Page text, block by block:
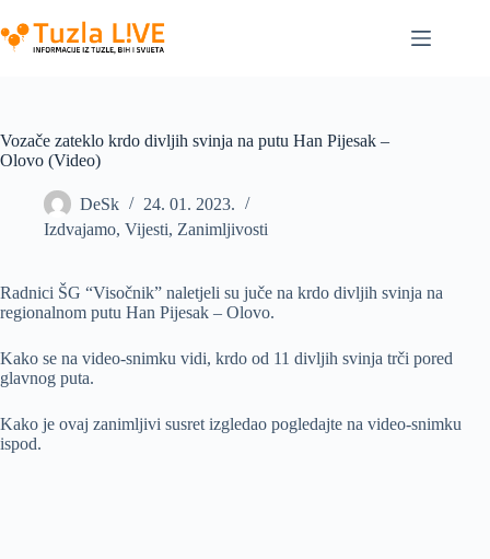
to
content
Vozače zateklo krdo divljih svinja na putu Han Pijesak –
Olovo (Video)
DeSk
24. 01. 2023.
Izdvajamo, Vijesti, Zanimljivosti
Radnici ŠG “Visočnik” naletjeli su juče na krdo divljih svinja na
regionalnom putu Han Pijesak – Olovo.
Kako se na video-snimku vidi, krdo od 11 divljih svinja trči pored
glavnog puta.
Kako je ovaj zanimljivi susret izgledao pogledajte na video-snimku
ispod.